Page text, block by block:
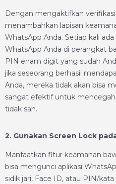
Dengan mengaktifkan
menambahkan lapisan
WhatsApp Anda. Setiap kali
WhatsApp Anda di perangkat
PIN enam digit yang sudah
jika seseorang berhasil
Anda, mereka tidak akan bisa
sangat efektif untuk
tidak sah.
2. Gunakan Screen Lock
Manfaatkan fitur keamanan
bisa mengunci aplikasi
sidik jari, Face ID, atau PIN/